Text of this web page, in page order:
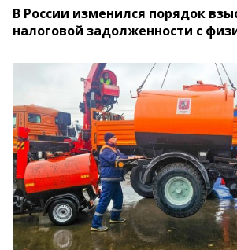
В России изменился порядок
налоговой задолженности с